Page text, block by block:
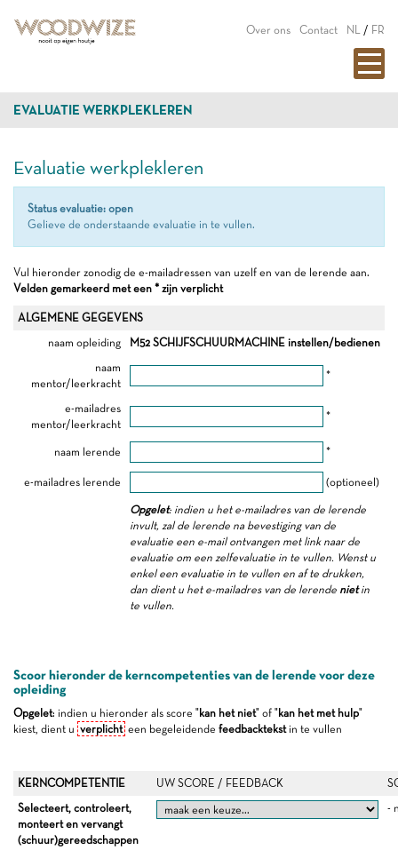
Over ons Contact NL / FR
EVALUATIE WERKPLEKLEREN
Evaluatie werkplekleren
Status evaluatie: open
Gelieve de onderstaande evaluatie in te vullen.
Vul hieronder zonodig de e-mailadressen van uzelf en van de lerende aan.
Velden gemarkeerd met een * zijn verplicht
ALGEMENE GEGEVENS
naam opleiding
M52 SCHIJFSCHUURMACHINE instellen/bedienen
naam
mentor/leerkracht
*
e-mailadres
mentor/leerkracht
*
naam lerende *
e-mailadres lerende (optioneel)
Opgelet: indien u het e-mailadres van de lerende
invult, zal de lerende na bevestiging van de
evaluatie een e-mail ontvangen met link naar de
evaluatie om een zelfevaluatie in te vullen. Wenst u
enkel een evaluatie in te vullen en af te drukken,
dan dient u het e-mailadres van de lerende nietin
te vullen.
Scoor hieronder de kerncompetenties van de lerende voor deze
opleiding
Opgelet: indien u hieronder als score "kan het niet" of "kan het met hulp"
kiest, dient u verplicht een begeleidende feedbacktekstin te vullen
KERNCOMPETENTIE UW SCORE / FEEDBACK
Selecteert, controleert,
monteert en vervangt
(schuur)gereedschappen
-